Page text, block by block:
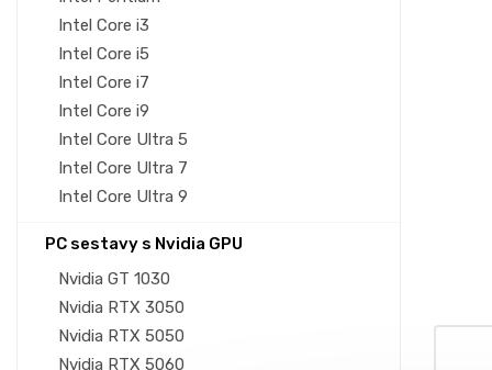
Intel Core i3
Intel Core i5
Intel Core i7
Intel Core i9
Intel Core Ultra 5
Intel Core Ultra 7
Intel Core Ultra 9
PC sestavy s Nvidia GPU
Nvidia GT 1030
Nvidia RTX 3050
Nvidia RTX 5050
Nvidia RTX 5060